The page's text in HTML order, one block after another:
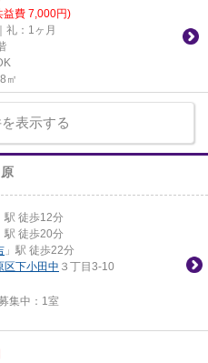
益費 7,000円)
礼：1ヶ月
㎡
表示する
駅 徒歩12分
駅 徒歩20分
」駅 徒歩22分
区下小田中 ３丁目3-10
集中： 1室